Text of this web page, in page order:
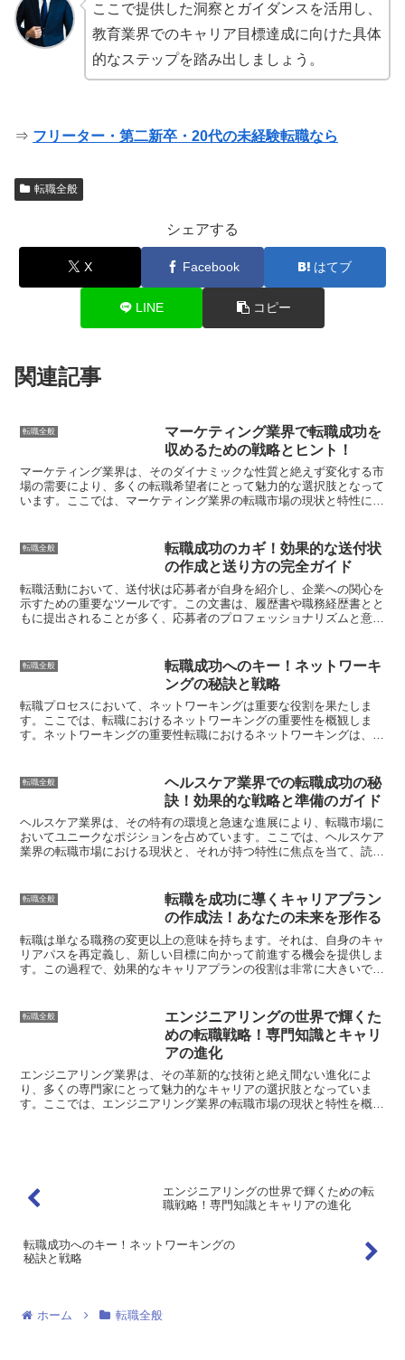
ここで提供した洞察とガイダンスを活用し、
教育業界でのキャリア目標達成に向けた具体
的なステップを踏み出しましょう。
⇒ フリーター・第二新卒・20代の未経験転職なら
転職全般
シェアする
X Facebook はてブ
LINE コピー
関連記事
転職全般
マーケティング業界で転職成功を
収めるための戦略とヒント！
マーケティング業界は、そのダイナミックな性質と絶えず変化する市
場の需要により、多くの転職希望者にとって魅力的な選択肢となって
います。ここでは、マーケティング業界の転職市場の現状と特性につ
転職全般
転職成功のカギ！効果的な送付状
の作成と送り方の完全ガイド
転職活動において、送付状は応募者が自身を紹介し、企業への関心を
示すための重要なツールです。この文書は、履歴書や職務経歴書とと
もに提出されることが多く、応募者のプロフェッショナリズムと意欲
転職全般
転職成功へのキー！ネットワーキ
ングの秘訣と戦略
転職プロセスにおいて、ネットワーキングは重要な役割を果たしま
す。ここでは、転職におけるネットワーキングの重要性を概観しま
す。ネットワーキングの重要性転職におけるネットワーキングは、単
転職全般
ヘルスケア業界での転職成功の秘
訣！効果的な戦略と準備のガイド
ヘルスケア業界は、その特有の環境と急速な進展により、転職市場に
おいてユニークなポジションを占めています。ここでは、ヘルスケア
業界の転職市場における現状と、それが持つ特性に焦点を当て、読者
転職全般
転職を成功に導くキャリアプラン
の作成法！あなたの未来を形作る
転職は単なる職務の変更以上の意味を持ちます。それは、自身のキャ
リアパスを再定義し、新しい目標に向かって前進する機会を提供しま
す。この過程で、効果的なキャリアプランの役割は非常に大きいで
転職全般
エンジニアリングの世界で輝くた
めの転職戦略！専門知識とキャリ
アの進化
エンジニアリング業界は、その革新的な技術と絶え間ない進化によ
り、多くの専門家にとって魅力的なキャリアの選択肢となっていま
す。ここでは、エンジニアリング業界の転職市場の現状と特性を概観
エンジニアリングの世界で輝くための転
職戦略！専門知識とキャリアの進化
転職成功へのキー！ネットワーキングの
秘訣と戦略
ホーム 転職全般